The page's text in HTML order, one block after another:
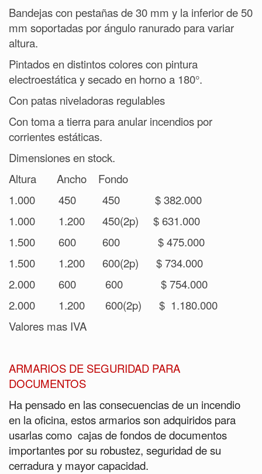
Bandejas con pestañas de 30 mm y la inferior de 50
mm soportadas por ángulo ranurado para variar
altura.
Pintados en distintos colores con pintura
electroestática y secado en horno a 180°.
Con patas niveladoras regulables
Con toma a tierra para anular incendios por
corrientes estáticas.
Dimensiones en stock.
Altura Ancho Fondo
1.000 450 450 $ 382.000
1.000 1.200 450(2p) $ 631.000
1.500 600 600 $ 475.000
1.500 1.200 600(2p) $ 734.000
2.000 600 600 $ 754.000
2.000 1.200 600(2p) $ 1.180.000
Valores mas IVA
ARMARIOS DE SEGURIDAD PARA
DOCUMENTOS
Ha pensado en las consecuencias de un incendio
en la oficina, estos armarios son adquiridos para
usarlas como cajas de fondos de documentos
importantes por su robustez, seguridad de su
cerradura y mayor capacidad.